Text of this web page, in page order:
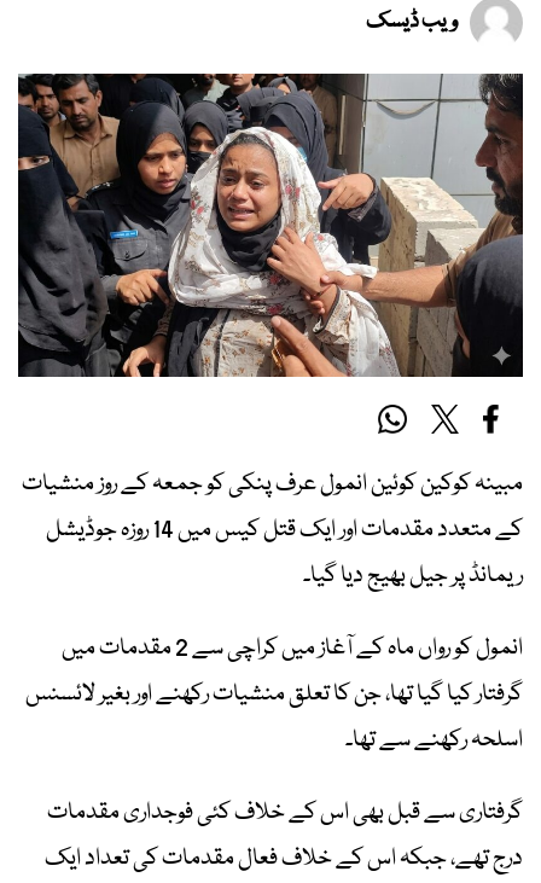
ویب ڈیسک
مبینہ کوکین کوئین انمول عرف پنکی کو جمعہ کے روز منشیات
کے متعدد مقدمات اور ایک قتل کیس میں 14 روزہ جوڈیشل
ریمانڈ پر جیل بھیج دیا گیا۔
انمول کو رواں ماہ کے آغاز میں کراچی سے 2 مقدمات میں
گرفتار کیا گیا تھا، جن کا تعلق منشیات رکھنے اور بغیر لائسنس
اسلحہ رکھنے سے تھا۔
گرفتاری سے قبل بھی اس کے خلاف کئی فوجداری مقدمات
درج تھے، جبکہ اس کے خلاف فعال مقدمات کی تعداد ایک